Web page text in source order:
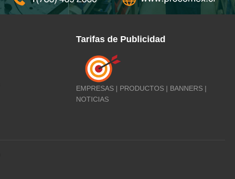
Tarifas de Publicidad
EMPRESAS | PRODUCTOS | BANNERS |
NOTICIAS